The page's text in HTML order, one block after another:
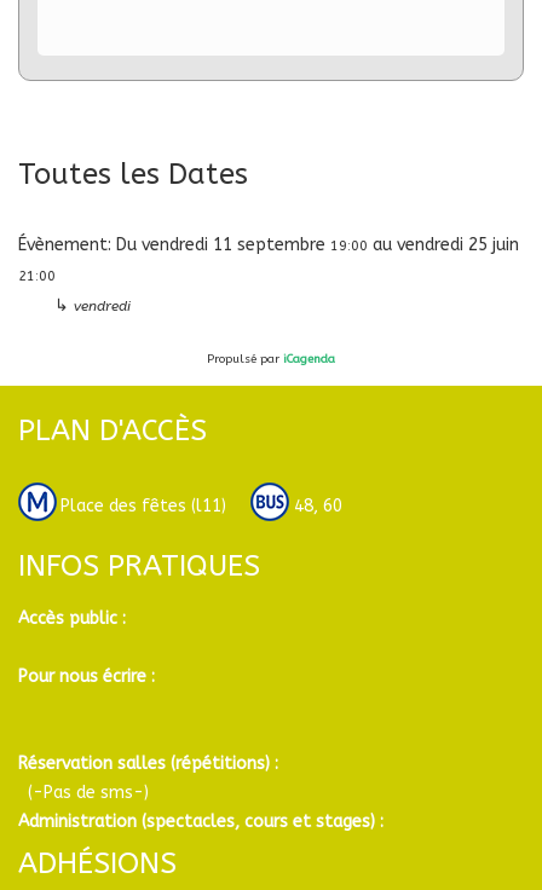
Toutes les Dates
Évènement: Du vendredi 11 septembre 19:00 au vendredi 25 juin
21:00
↳ vendredi
Propulsé par iCagenda
PLAN D'ACCÈS
Place des fêtes (l11) 48, 60
INFOS PRATIQUES
Accès public :
Pour nous écrire :
Réservation salles (répétitions) :
(-Pas de sms-)
Administration (spectacles, cours et stages) :
ADHÉSIONS